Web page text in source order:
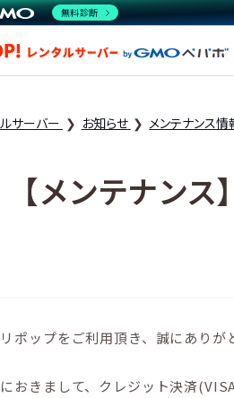
ルサーバー お知らせ メンテナンス情
【メンテナン
ポップをご利用頂き、誠にありが
おきまして、クレジット決済
無料診断